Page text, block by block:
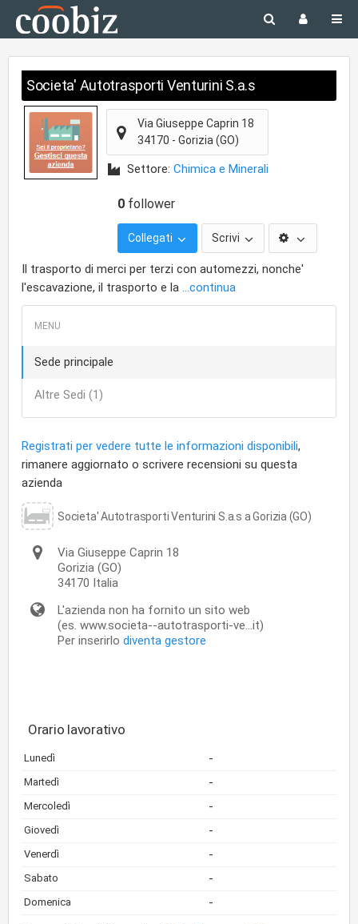
Societa' Autotrasporti Venturini S.a.s
Via Giuseppe Caprin 18
34170 - Gorizia (GO)
Settore: Chimica e Minerali
0 follower
Collegati Scrivi
Il trasporto di merci per terzi con automezzi, nonche'
l'escavazione, il trasporto e la ...continua
Sede principale
Altre Sedi (1)
Registrati per vedere tutte le informazioni disponibili,
rimanere aggiornato o scrivere recensioni su questa
azienda
Societa' Autotrasporti Venturini S.a.s a Gorizia (GO)
Via Giuseppe Caprin 18
Gorizia (GO)
34170 Italia
L'azienda non ha fornito un sito web
(es. www.societa--autotrasporti-ve...it)
Per inserirlo diventa gestore
Orario lavorativo
Lunedì -
Martedì -
Mercoledì -
Giovedì -
Venerdì -
Sabato -
Domenica -